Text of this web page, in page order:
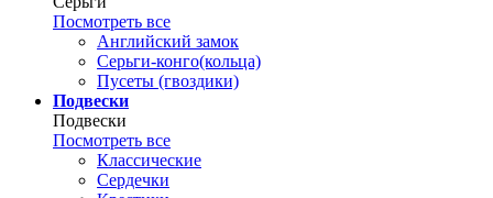
Посмотреть все
Английский замок
Серьги-конго(кольца)
Пусеты (гвоздики)
Подвески
Подвески
Посмотреть все
Классические
Сердечки